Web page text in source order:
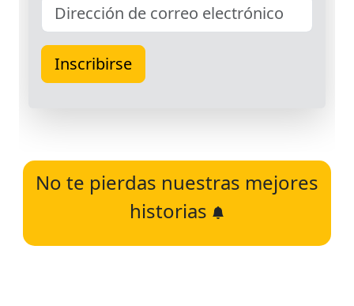
No te pierdas nuestras mejores
historias